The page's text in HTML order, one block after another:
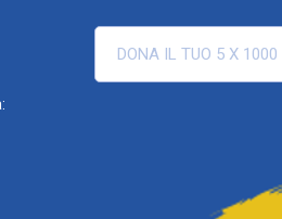
DONA IL TUO 5 X 1000